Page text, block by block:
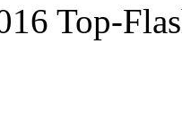
Top-